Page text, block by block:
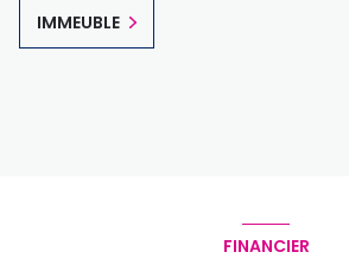
IMMEUBLE
FINANCIER